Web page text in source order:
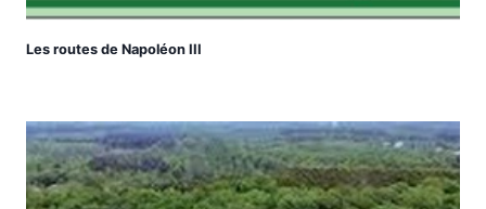
Les routes de Napoléon III